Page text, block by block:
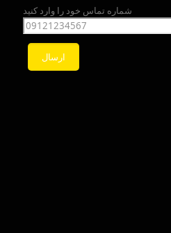
شماره تماس خود را وارد کنید